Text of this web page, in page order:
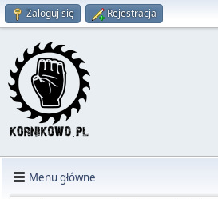
Zaloguj się Rejestracja
Menu główne